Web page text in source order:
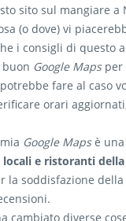
sito sul mangiare a
(o dove) vi
i consigli di questo
Google Mapsper
fare al caso
orari
Google Mapsè una
locali e ristoranti
la soddisfazione
cambiato diverse